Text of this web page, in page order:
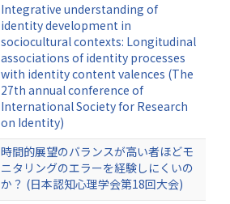
Integrative understanding of
identity development in
sociocultural contexts: Longitudinal
associations of identity processes
with identity content valences (The
27th annual conference of
International Society for Research
on Identity)
時間的展望のバランスが高い者ほどモ
ニタリングのエラーを経験しにくいの
か？ (日本認知心理学会第18回大会)